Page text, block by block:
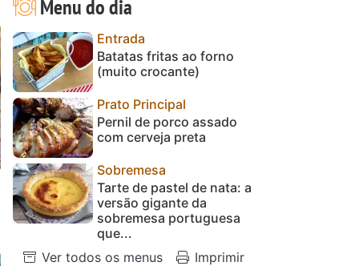
Menu do dia
Entrada
Batatas fritas ao forno
(muito crocante)
Prato Principal
Pernil de porco assado
com cerveja preta
Sobremesa
Tarte de pastel de nata: a
versão gigante da
sobremesa portuguesa
que...
Ver todos os menus
Imprimir